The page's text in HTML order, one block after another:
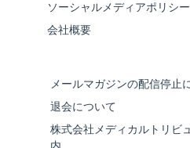
ソーシャルメディアポリシー
会社概要
メールマガジンの配信停止
退会について
株式会社メディカルトリ